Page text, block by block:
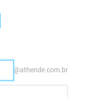
@athende.com.br